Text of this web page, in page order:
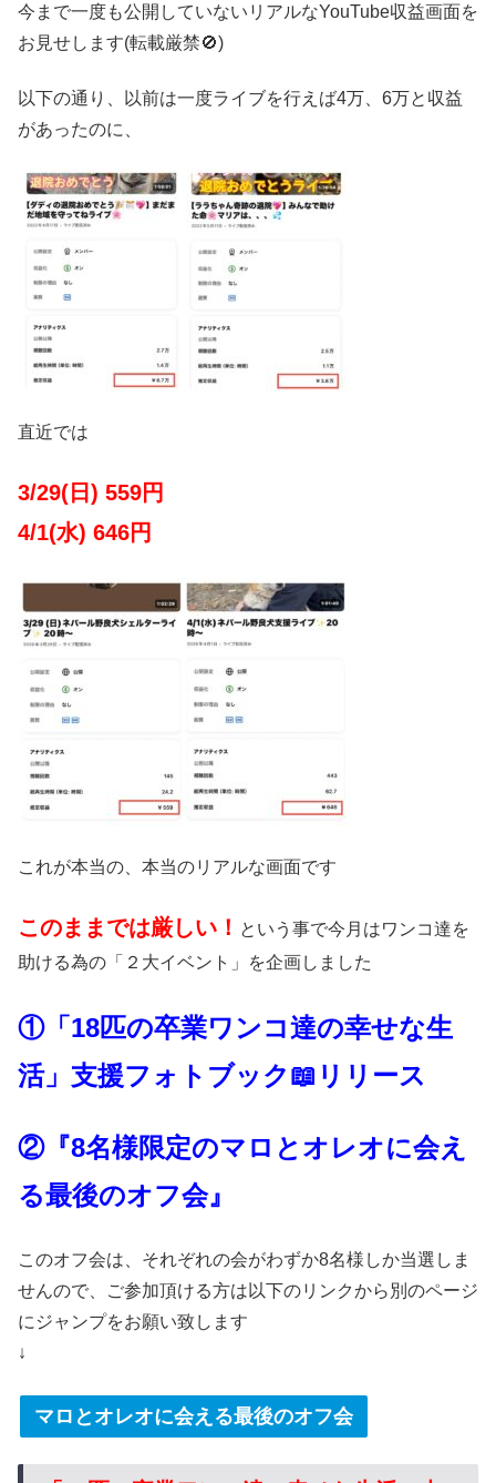
今まで一度も公開していないリアルなYouTube収益画面を
お見せします(転載厳禁🚫)
以下の通り、以前は一度ライブを行えば4万、6万と収益
があったのに、
直近では
3/29(日) 559円
4/1(水) 646円
これが本当の、本当のリアルな画面です
このままでは厳しい！ という事で今月はワンコ達を
助ける為の「２大イベント」を企画しました
①「18匹の卒業ワンコ達の幸せな生
活」支援フォトブック📖リリース
②『8名様限定のマロとオレオに会え
る最後のオフ会』
このオフ会は、それぞれの会がわずか8名様しか当選しま
せんので、ご参加頂ける方は以下のリンクから別のページ
にジャンプをお願い致します
↓
マロとオレオに会える最後のオフ会